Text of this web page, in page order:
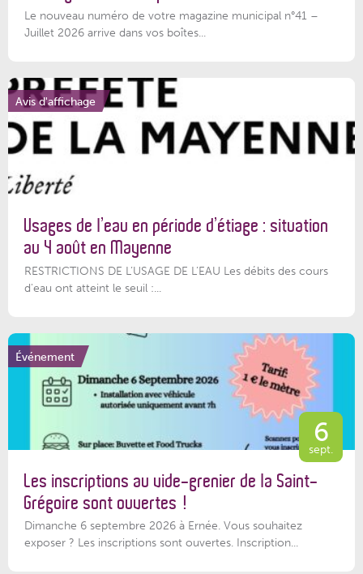
Le nouveau numéro de votre magazine municipal n°41 –
Juillet 2026 arrive dans vos boîtes...
Avis d'affichage
Usages de l’eau en période d’étiage : situation
au 4 août en Mayenne
RESTRICTIONS DE L’USAGE DE L’EAU Les débits des cours
d'eau ont atteint le seuil :...
Événement
6
sept.
Les inscriptions au vide-grenier de la Saint-
Grégoire sont ouvertes !
Dimanche 6 septembre 2026 à Ernée. Vous souhaitez
exposer ? Les inscriptions sont ouvertes. Inscription...